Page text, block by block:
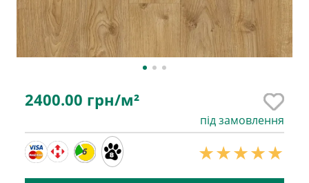
2400.00 грн/м²
під замовлення
6